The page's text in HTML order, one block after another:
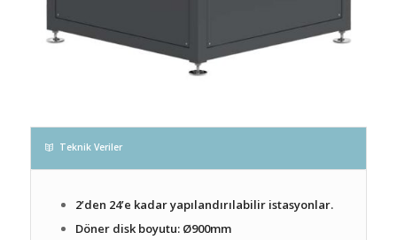
Teknik Veriler
2’den 24’e kadar yapılandırılabilir istasyonlar.
Döner disk boyutu: Ø900mm